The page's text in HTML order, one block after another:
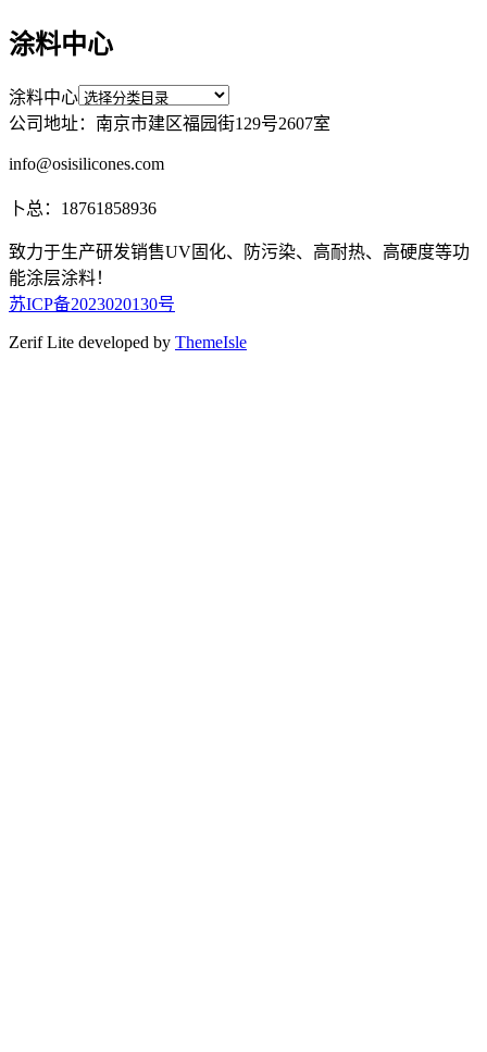
涂料中心
涂料中心
公司地址：南京市建区福园街129号2607室
info@osisilicones.com
卜总：18761858936
致力于生产研发销售UV固化、防污染、高耐热、高硬度等功
能涂层涂料！
苏ICP备2023020130号
Zerif Lite developed by ThemeIsle